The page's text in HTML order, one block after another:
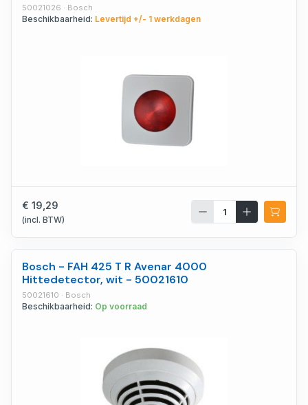
50021026 · Bosch
Beschikbaarheid: Levertijd +/- 1 werkdagen
€ 19,29
(incl. BTW)
Bosch - FAH 425 T R Avenar 4000
Hittedetector, wit - 50021610
50021610 · Bosch
Beschikbaarheid: Op voorraad